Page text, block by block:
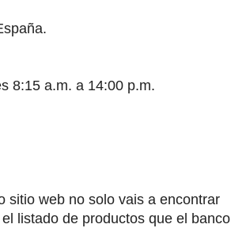
8:15 a.m. a 14:00 p.m.
sitio web no solo vais a encontrar
listado de productos que el banco